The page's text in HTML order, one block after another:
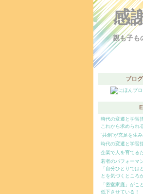
感
親も子も
ブロ
時代の変遷と学習
これから求められ
“共創”が充足を生
時代の変遷と学習
企業で人を育てる
若者のパフォーマ
「自分ひとりでは
とを気づくところ
「密室家庭」がこ
低下させている